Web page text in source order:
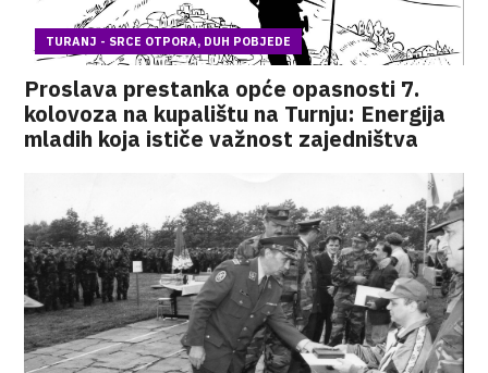
TURANJ - SRCE OTPORA, DUH POBJEDE
Proslava prestanka opće opasnosti 7.
kolovoza na kupalištu na Turnju: Energija
mladih koja ističe važnost zajedništva